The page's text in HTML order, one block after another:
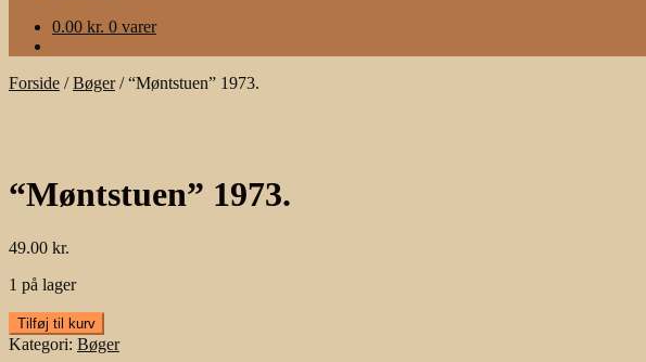
0.00 kr. 0 varer
Forside /Bøger/“Møntstuen” 1973.
“Møntstuen” 1973.
49.00 kr.
1 på lager
"Møntstuen"
1973.
Tilføj til kurv
Kategori: Bøger